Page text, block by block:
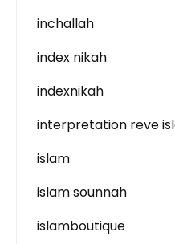
inchallah
index nikah
indexnikah
interpretation reve
islam
islam sounnah
islamboutique